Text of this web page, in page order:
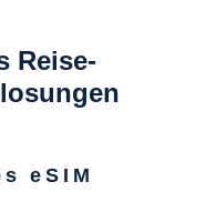
Reise-
eSIM